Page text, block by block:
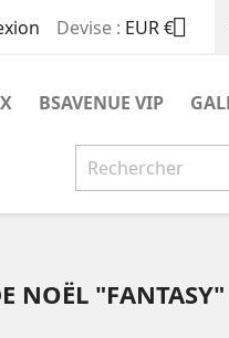
Devise : EUR €
BSAVENUE VIP
NOËL